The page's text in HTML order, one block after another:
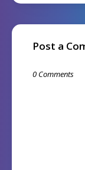
Post a
0 Comments